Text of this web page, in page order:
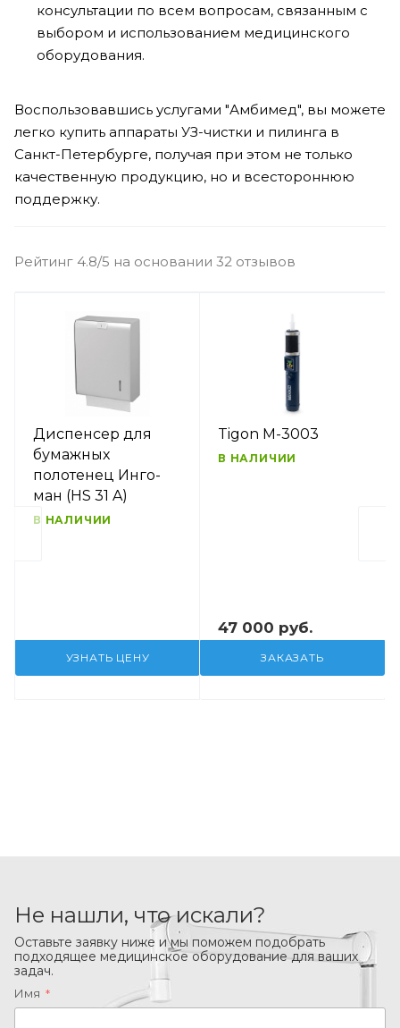
консультации по всем вопросам, связанным с
выбором и использованием медицинского
оборудования.
Воспользовавшись услугами "Амбимед", вы можете
легко купить аппараты УЗ-чистки и пилинга в
Санкт-Петербурге, получая при этом не только
качественную продукцию, но и всестороннюю
поддержку.
Рейтинг 4.8/5 на основании 32 отзывов
Диспенсер для
бумажных
полотенец Инго-
ман (HS 31 A)
В НАЛИЧИИ
УЗНАТЬ ЦЕНУ
Tigon M-3003
В НАЛИЧИИ
47 000 руб.
ЗАКАЗАТЬ
Не нашли, что искали?
Оставьте заявку ниже и мы поможем подобрать
подходящее медицинское оборудование для ваших
задач.
Имя *